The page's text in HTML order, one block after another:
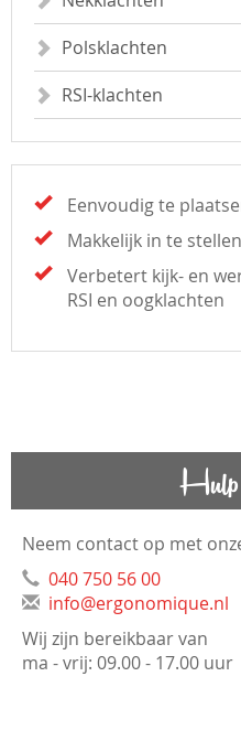
Polsklachten
RSI-klachten
Eenvoudig te
Makkelijk in te
Verbetert kijk- en
RSI en oogklachten
Hulp
Neem contact op met
040 750 56 00
info@ergonomique.nl
Wij zijn bereikbaar van
ma - vrij: 09.00 - 17.00 uur